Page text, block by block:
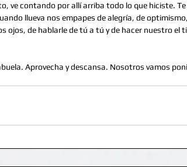
ve contando por allí arriba todo lo que hiciste.
llueva nos empapes de alegría, de
ojos, de hablarle de tú a tú y de hacer nuestro el
Aprovecha y descansa. Nosotros vamos